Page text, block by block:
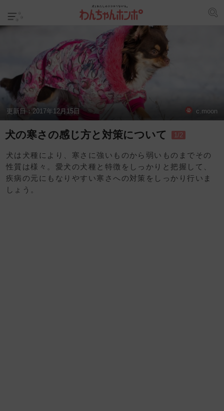
更新日： 2017年12月15日 c.moon
犬の寒さの感じ方と対策について 1/2
犬は犬種により、寒さに強いものから弱いものまでその
性質は様々。愛犬の犬種と特徴をしっかりと把握して、
疾病の元にもなりやすい寒さへの対策をしっかり行いま
しょう。